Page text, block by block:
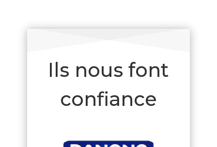
Ils nous font
confiance